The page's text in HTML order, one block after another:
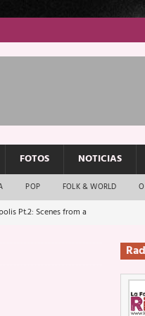
FOTOS NOTICIAS
POP FOLK & WORLD
Pt.2: Scenes from a